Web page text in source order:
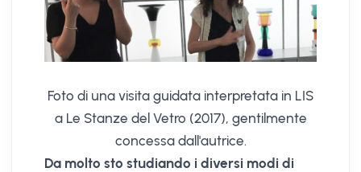
Foto di una visita guidata interpretata in LIS
a Le Stanze del Vetro (2017), gentilmente
concessa dall'autrice.
Da molto sto studiando i diversi modi di